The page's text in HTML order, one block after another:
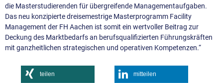
die Masterstudierenden für übergreifende Managementaufgaben.
Das neu konzipierte dreisemestrige Masterprogramm Facility
Management der FH Aachen ist somit ein wertvoller Beitrag zur
Deckung des Marktbedarfs an berufsqualifizierten Führungskräften
mit ganzheitlichen strategischen und operativen Kompetenzen.“
teilen mitteilen